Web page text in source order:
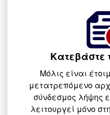
Κατεβάστε
Μόλις είναι
μετατρεπόμενο
σύνδεσμος λήψης
λειτουργεί μόνο